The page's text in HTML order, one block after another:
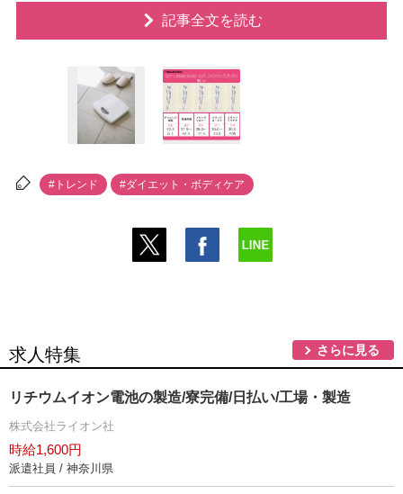
記事全文を読む
#トレンド #ダイエット・ボディケア
求人特集 さらに見る
リチウムイオン電池の製造/寮完備/日払い/工場・製造
株式会社ライオン社
時給1,600円
派遣社員 / 神奈川県